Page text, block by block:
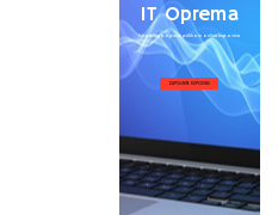
IT Oprema
Iskoristite popuste prilikom online kupovine
ZAPOČNITE KUPOVINU